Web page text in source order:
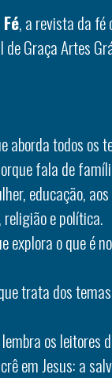
, a revista da fé
de Graça Artes
aborda todos os
fala de
educação,
e política.
explora o que é
trata dos
os leitores
em Jesus: a